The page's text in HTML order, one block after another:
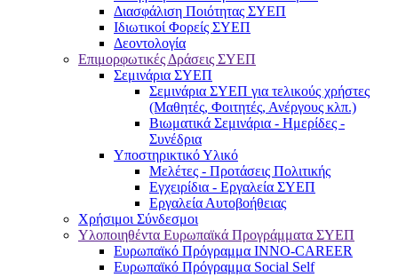
Διασφάλιση Ποιότητας ΣΥΕΠ
Ιδιωτικοί Φορείς ΣΥΕΠ
Δεοντολογία
Επιμορφωτικές Δράσεις ΣΥΕΠ
Σεμινάρια ΣΥΕΠ
Σεμινάρια ΣΥΕΠ για τελικούς χρήστες
(Μαθητές, Φοιτητές, Ανέργους κλπ.)
Βιωματικά Σεμινάρια - Ημερίδες -
Συνέδρια
Υποστηρικτικό Υλικό
Μελέτες - Προτάσεις Πολιτικής
Εγχειρίδια - Εργαλεία ΣΥΕΠ
Εργαλεία Αυτοβοήθειας
Χρήσιμοι Σύνδεσμοι
Υλοποιηθέντα Ευρωπαϊκά Προγράμματα ΣΥΕΠ
Ευρωπαϊκό Πρόγραμμα INNO-CAREER
Ευρωπαϊκό Πρόγραμμα Social Self